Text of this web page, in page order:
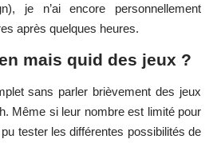
je n’ai encore personnellement
après quelques heures.
mais quid des jeux ?
sans parler brièvement des jeux
Même si leur nombre est limité pour
tester les différentes possibilités de